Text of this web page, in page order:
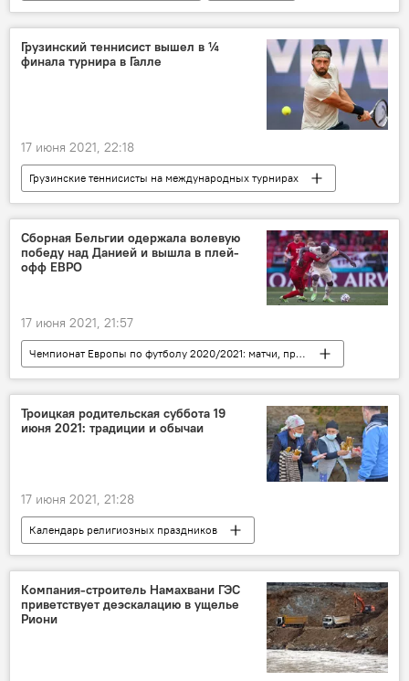
ОБЩЕСТВО
Грузия
ЭКОНОМИКА
НОВОСТИ
Коронавирус COVID-19
Грузинский теннисист вышел в ¼
финала турнира в Галле
17 июня 2021, 22:18
Грузинские теннисисты на международных турнирах
СПОРТ
НОВОСТИ
Грузия
Теннис
ATP
Сборная Бельгии одержала волевую
победу над Данией и вышла в плей-
офф ЕВРО
17 июня 2021, 21:57
Чемпионат Европы по футболу 2020/2021: матчи, прогнозы, ставки
СПОРТ
НОВОСТИ
В мире
Футбол
Чемпионат Европы
Бельгия
Дания
Троицкая родительская суббота 19
июня 2021: традиции и обычаи
17 июня 2021, 21:28
Календарь религиозных праздников
Справки
Религия
Компания-строитель Намахвани ГЭС
приветствует деэскалацию в ущелье
Риони